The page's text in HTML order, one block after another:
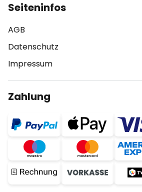
Seiteninfos
AGB
Datenschutz
Impressum
Zahlung